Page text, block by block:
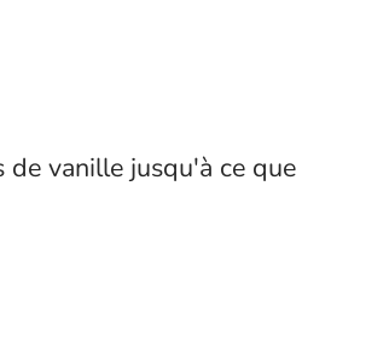
vanille jusqu'à ce que